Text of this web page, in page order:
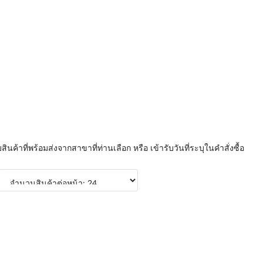
ค้าที่พร้อมส่งจากสาขาที่ท่านเลือก หรือ เข้ารับวันที่ระบุในคำสั่งซื้อ